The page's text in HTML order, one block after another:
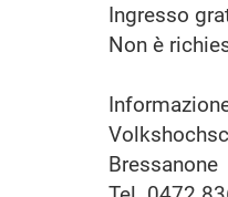
Ingresso
Non è
Bressanone